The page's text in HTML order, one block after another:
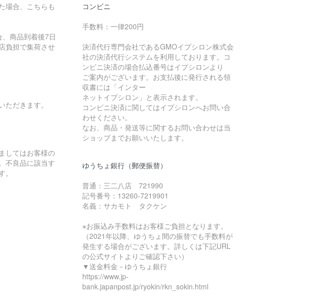
場合、こちらも
商品到着後7日
負担で集荷させ
だきます。
してはお客様の
不良品に該当す
コンビニ
手数料：一律200円
決済代行専門会社であるGMOイプシロン株式会
社の決済代行システムを利用しております。コ
ンビニ決済の場合払込番号はイプシロンより
ご案内がございます。お支払後に発行される領
収書には「インター
ネットイプシロン」と表示されます。
コンビニ決済に関してはイプシロンへお問い合
わせください。
なお、商品・発送等に関するお問い合わせは当
ショップまでお願いいたします。
ゆうちょ銀行（郵便振替）
普通：三二八店 721990
記号番号：13260-7219901
名義：サカモト タクケン
※お振込み手数料はお客様ご負担となります。
（2021年以降、ゆうちょ間の振替でも手数料が
発生する場合がございます。詳しくは下記URL
の公式サイトよりご確認下さい）
▼送金料金－ゆうちょ銀行
https://www.jp-
bank.japanpost.jp/ryokin/rkn_sokin.html